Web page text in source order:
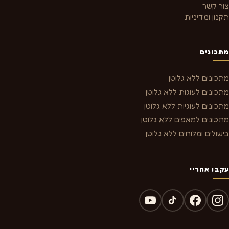
צור קשר
תקנון ומדיניות
מתכונים
מתכונים ללא גלוטן
מתכונים לעוגות ללא גלוטן
מתכונים לעוגיות ללא גלוטן
מתכונים למאפים ללא גלוטן
בישולים ומלוחים ללא גלוטן
עקבו אחריי